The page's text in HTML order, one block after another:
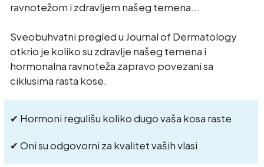
ravnotežom i zdravljem našeg temena...
Sveobuhvatni pregled u Journal of Dermatology
otkrio je koliko su zdravlje našeg temena i
hormonalna ravnoteža zapravo povezani sa
ciklusima rasta kose.
✔ Hormoni regulišu koliko dugo vaša kosa raste
✔ Oni su odgovorni za kvalitet vaših vlasi